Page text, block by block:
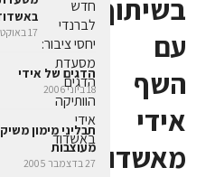
בשיתוף
עם
השף
אידי
מאשדוד
17 באוקטובר 2010
הדגים של אידי
18 ביוני 2006
תבליני מימון
מעוצבות
27 בדצמבר 2005